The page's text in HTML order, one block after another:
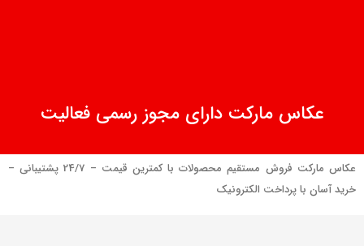
عکاس مارکت دارای مجوز رسمی فعالیت
عکاس مارکت فروش مستقیم محصولات با کمترین قیمت – 24/7 پشتیبانی –
خرید آسان با پرداخت الکترونیک